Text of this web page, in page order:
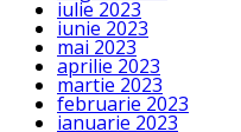
iulie 2023
iunie 2023
mai 2023
aprilie 2023
martie 2023
februarie 2023
ianuarie 2023